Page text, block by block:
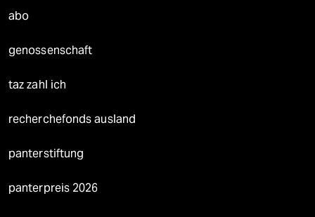
abo
genossenschaft
taz zahl ich
recherchefonds ausland
panterstiftung
panterpreis 2026